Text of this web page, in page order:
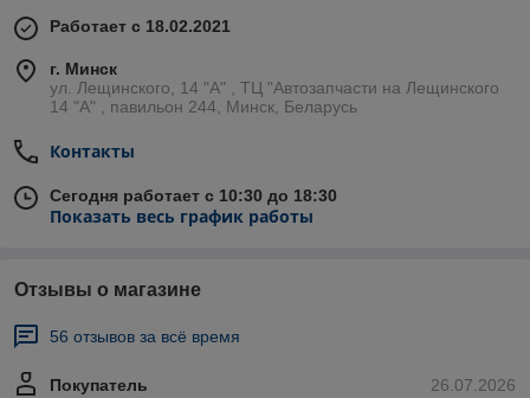
Работает с 18.02.2021
г. Минск
ул. Лещинского, 14 "А" , ТЦ "Автозапчасти на Лещинcкого
14 "A" , павильон 244, Минск, Беларусь
Контакты
Сегодня работает с 10:30 до 18:30
Показать весь график работы
Отзывы о магазине
56 отзывов за всё время
26.07.2026
Покупатель